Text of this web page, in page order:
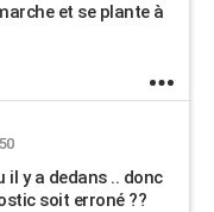
et se plante à
y a dedans .. donc
soit erroné ??